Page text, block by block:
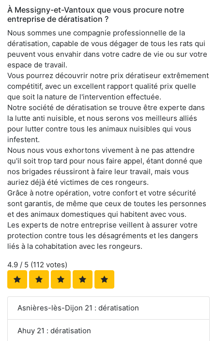
À Messigny-et-Vantoux que vous procure notre
entreprise de dératisation ?
Nous sommes une compagnie professionnelle de la
dératisation, capable de vous dégager de tous les rats qui
peuvent vous envahir dans votre cadre de vie ou sur votre
espace de travail.
Vous pourrez découvrir notre prix dératiseur extrêmement
compétitif, avec un excellent rapport qualité prix quelle
que soit la nature de l'intervention effectuée.
Notre société de dératisation se trouve être experte dans
la lutte anti nuisible, et nous serons vos meilleurs alliés
pour lutter contre tous les animaux nuisibles qui vous
infestent.
Nous nous vous exhortons vivement à ne pas attendre
qu'il soit trop tard pour nous faire appel, étant donné que
nos brigades réussiront à faire leur travail, mais vous
auriez déjà été victimes de ces rongeurs.
Grâce à notre opération, votre confort et votre sécurité
sont garantis, de même que ceux de toutes les personnes
et des animaux domestiques qui habitent avec vous.
Les experts de notre entreprise veillent à assurer votre
protection contre tous les désagréments et les dangers
liés à la cohabitation avec les rongeurs.
4.9 / 5 (112 votes)
Asnières-lès-Dijon 21 : dératisation
Ahuy 21 : dératisation